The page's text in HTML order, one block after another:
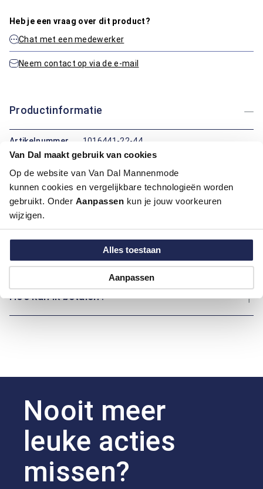
Van Dal maakt gebruik van cookies
Op de website van Van Dal Mannenmode
kunnen cookies en vergelijkbare technologieën worden
gebruikt. Onder Aanpassen kun je jouw voorkeuren
wijzigen.
Alles toestaan
Aanpassen
Heb je een vraag over dit product?
Chat met een medewerker
Neem contact op via de e-mail
Productinformatie
Artikelnummer
1016441-22-44
Kleur:
Licht Blauw
Pasvorm:
Motief:
All over motief
Over Marvelis
Hoe kan ik betalen?
Nooit meer
leuke acties
missen?